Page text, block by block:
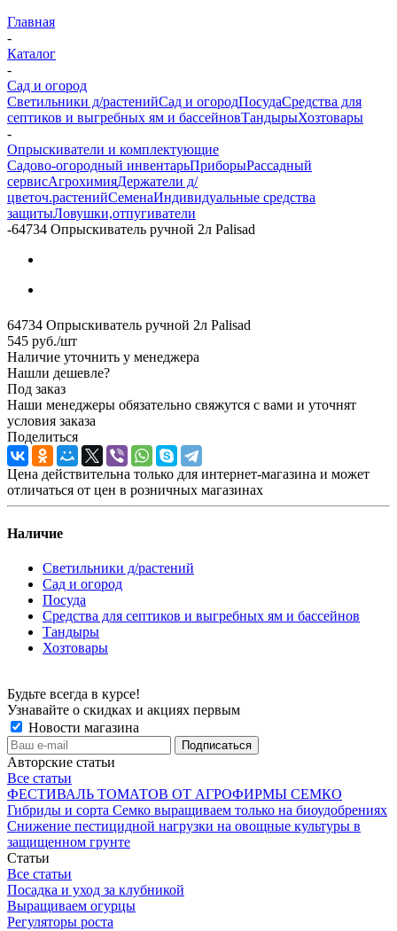
Главная
-
Каталог
-
Сад и огород
Светильники д/растенийСад и огородПосудаСредства для
септиков и выгребных ям и бассейновТандырыХозтовары
-
Опрыскиватели и комплектующие
Садово-огородный инвентарьПриборыРассадный
сервисАгрохимияДержатели д/
цветоч.растенийСеменаИндивидуальные средства
защитыЛовушки,отпугиватели
-64734 Опрыскиватель ручной 2л Palisad
64734 Опрыскиватель ручной 2л Palisad
545 руб./шт
Наличие уточнить у менеджера
Нашли дешевле?
Под заказ
Наши менеджеры обязательно свяжутся с вами и уточнят
условия заказа
Поделиться
Цена действительна только для интернет-магазина и может
отличаться от цен в розничных магазинах
Наличие
Светильники д/растений
Сад и огород
Посуда
Средства для септиков и выгребных ям и бассейнов
Тандыры
Хозтовары
Будьте всегда в курсе!
Узнавайте о скидках и акциях первым
Новости магазина
Авторские статьи
Все статьи
ФЕСТИВАЛЬ ТОМАТОВ ОТ АГРОФИРМЫ СЕМКО
Гибриды и сорта Семко выращиваем только на биоудобрениях
Снижение пестицидной нагрузки на овощные культуры в
защищенном грунте
Статьи
Все статьи
Посадка и уход за клубникой
Выращиваем огурцы
Регуляторы роста